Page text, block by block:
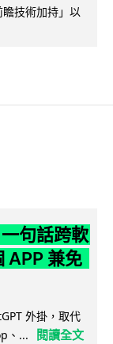
技術加持」以
句話跨軟
APP 兼免
外掛，取代
、...
閱讀全文